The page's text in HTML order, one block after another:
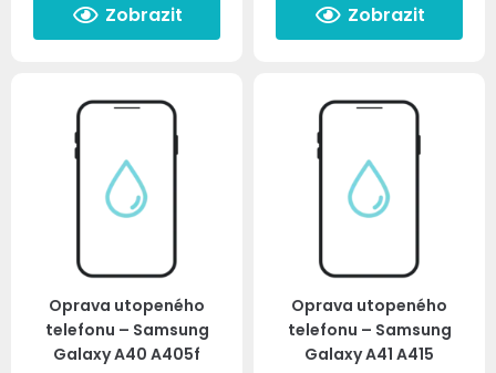
Zobrazit Zobrazit
Oprava utopeného
telefonu – Samsung
Galaxy A40 A405f
Oprava utopeného
telefonu – Samsung
Galaxy A41 A415